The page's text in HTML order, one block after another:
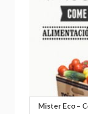
Mister Eco –